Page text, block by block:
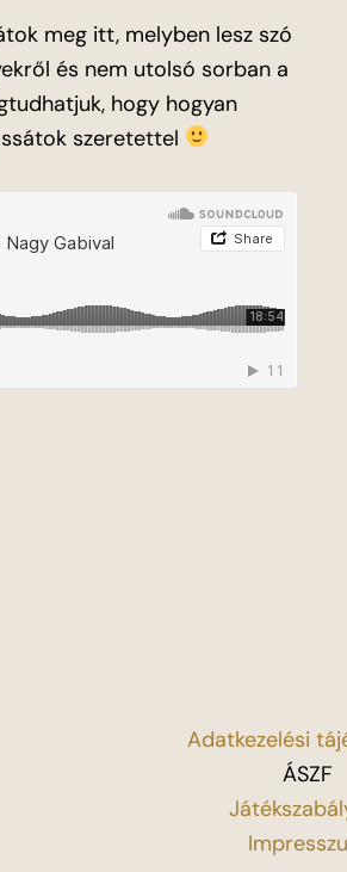
meg itt, melyben lesz szó
és nem utolsó sorban a
hogy hogyan
szeretettel
Adatkezelési
ÁSZF